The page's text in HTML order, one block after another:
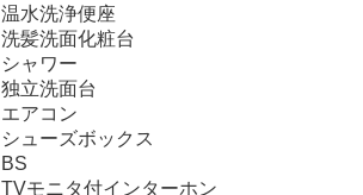
温水洗浄便座
洗髪洗面化粧台
シャワー
独立洗面台
エアコン
シューズボックス
BS
TVモニタ付インターホン